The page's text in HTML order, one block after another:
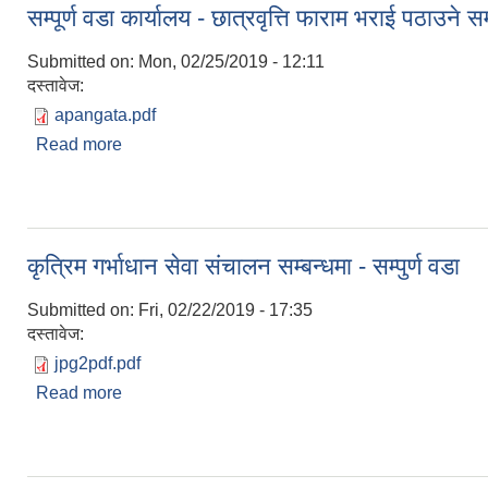
सम्पूर्ण वडा कार्यालय - छात्रवृत्ति फाराम भराई पठाउने
Submitted on: Mon, 02/25/2019 - 12:11
दस्तावेज:
apangata.pdf
Read more
कृत्रिम गर्भाधान सेवा संचालन सम्बन्धमा - सम्पुर्ण वडा
Submitted on: Fri, 02/22/2019 - 17:35
दस्तावेज:
jpg2pdf.pdf
Read more